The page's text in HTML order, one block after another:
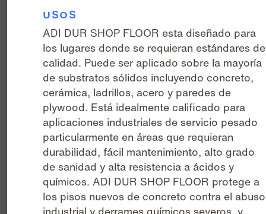
USOS
ADI DUR SHOP FLOOR esta diseñado para
los lugares donde se requieran estándares de
calidad. Puede ser aplicado sobre la mayoría
de substratos sólidos incluyendo concreto,
cerámica, ladrillos, acero y paredes de
plywood. Está idealmente calificado para
aplicaciones industriales de servicio pesado
particularmente en áreas que requieran
durabilidad, fácil mantenimiento, alto grado
de sanidad y alta resistencia a ácidos y
químicos. ADI DUR SHOP FLOOR protege a
los pisos nuevos de concreto contra el abuso
industrial y derrames químicos severos, y